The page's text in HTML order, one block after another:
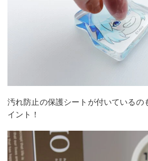
汚れ防止の保護シートが付いているの
イント！